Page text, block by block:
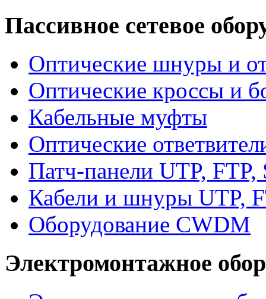
Пассивное сетевое
Оптические шнуры и
Оптические кроссы и
Кабельные муфты
Оптические
Патч-панели UTP, FTP,
Кабели и шнуры UTP,
Оборудование CWDM
Электромонтажное